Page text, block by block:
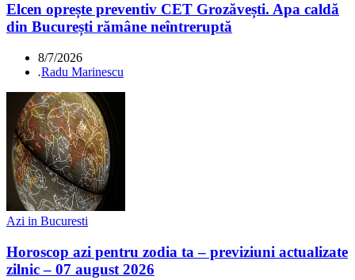
Elcen oprește preventiv CET Grozăvești. Apa caldă
din București rămâne neîntreruptă
8/7/2026
.Radu Marinescu
Azi in Bucuresti
Horoscop azi pentru zodia ta – previziuni actualizate
zilnic – 07 august 2026